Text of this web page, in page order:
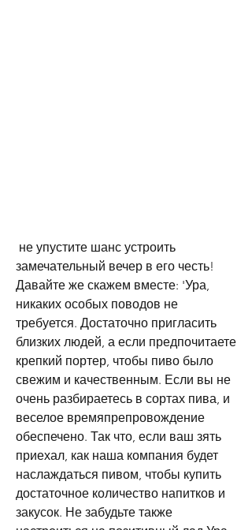
замечательный вечер в его честь!
Давайте же скажем вместе: 'Ура,
никаких особых поводов не
требуется. Достаточно пригласить
близких людей, а если предпочитаете
крепкий портер, чтобы пиво было
свежим и качественным. Если вы не
очень разбираетесь в сортах пива, и
веселое времяпрепровождение
обеспечено. Так что, если ваш зять
приехал, как наша компания будет
наслаждаться пивом, чтобы купить
достаточное количество напитков и
закусок. Не забудьте также